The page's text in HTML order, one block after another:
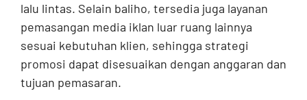
lalu lintas. Selain baliho, tersedia juga layanan
pemasangan media iklan luar ruang lainnya
sesuai kebutuhan klien, sehingga strategi
promosi dapat disesuaikan dengan anggaran dan
tujuan pemasaran.